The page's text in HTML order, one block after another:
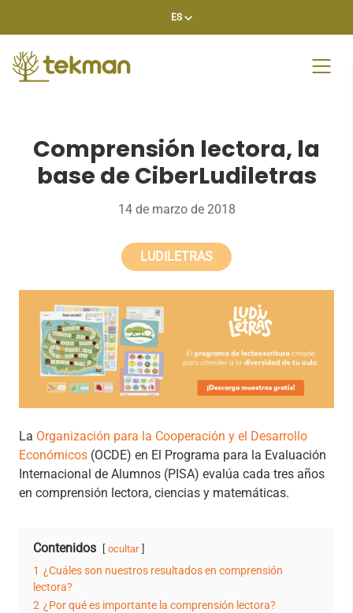
ES
Comprensión lectora, la
base de CiberLudiletras
14 de marzo de 2018
LUDILETRAS
La Organización para la Cooperación y el Desarrollo
Económicos (OCDE) en El Programa para la Evaluación
Internacional de Alumnos (PISA) evalúa cada tres años
en comprensión lectora, ciencias y matemáticas.
Contenidos ocultar
1 ¿Cuáles son nuestros resultados en comprensión
lectora?
2 ¿Por qué es importante la comprensión lectora?